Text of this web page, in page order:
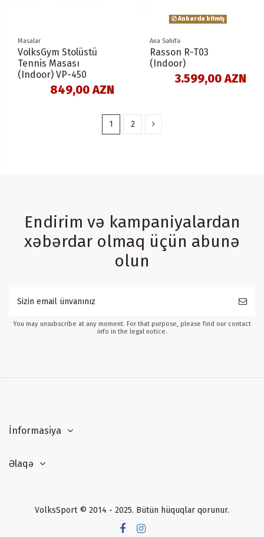
Masalar
VolksGym Stolüstü
Tennis Masası
(Indoor) VP-450
849,00 AZN
Anbarda bitmiş
Ana Səhifə
Rasson R-T03
(Indoor)
3.599,00 AZN
1 2
Endirim və kampaniyalardan
xəbərdar olmaq üçün abunə
olun
You may unsubscribe at any moment. For that purpose, please find our contact
info in the legal notice.
İnformasiya
Əlaqə
VolksSport © 2014 - 2025. Bütün hüquqlar qorunur.